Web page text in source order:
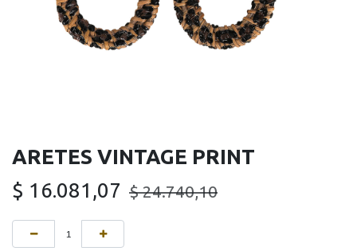
ARETES VINTAGE PRINT
$ 16.081,07 $24.740,10